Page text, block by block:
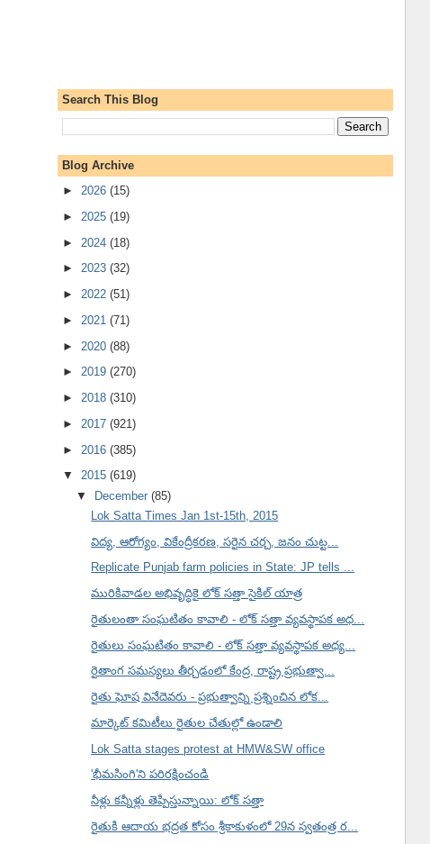
Search This Blog
Blog Archive
► 2026 (15)
► 2025 (19)
► 2024 (18)
► 2023 (32)
► 2022 (51)
► 2021 (71)
► 2020 (88)
► 2019 (270)
► 2018 (310)
► 2017 (921)
► 2016 (385)
▼ 2015 (619)
▼ December(85)
Lok Satta Times Jan 1st-15th, 2015
విద్య, ఆరోగ్యం, వికేంద్రీకరణ, సరైన చర్చ, జనం చుట్ట...
Replicate Punjab farm policies in State: JP tells ...
మురికివాడల అభివృద్ధికై లోక్ సత్తా సైకిల్ యాత్ర
రైతులంతా సంఘటితం కావాలి - లోక్ సత్తా వ్యవస్థాపక అధ...
రైతులు సంఘటితం కావాలి - లోక్ సత్తా వ్యవస్థాపక అధ్య...
రైతాంగ సమస్యలు తీర్చడంలో కేంద్ర, రాష్ట్ర ప్రభుత్వా...
రైతు ఘోష వినేదెవరు - ప్రభుత్వాన్ని ప్రశ్నించిన లోక...
మార్కెట్ కమిటీలు రైతుల చేతుల్లో ఉండాలి
Lok Satta stages protest at HMW&SW office
'భీమసింగి'ని పరిరక్షించండి
నీళ్లు కన్నీళ్లు తెప్పిస్తున్నాయి: లోక్ సత్తా
రైతుకి ఆదాయ భద్రత కోసం శ్రీకాకుళంలో 29న స్వతంత్ర ర...